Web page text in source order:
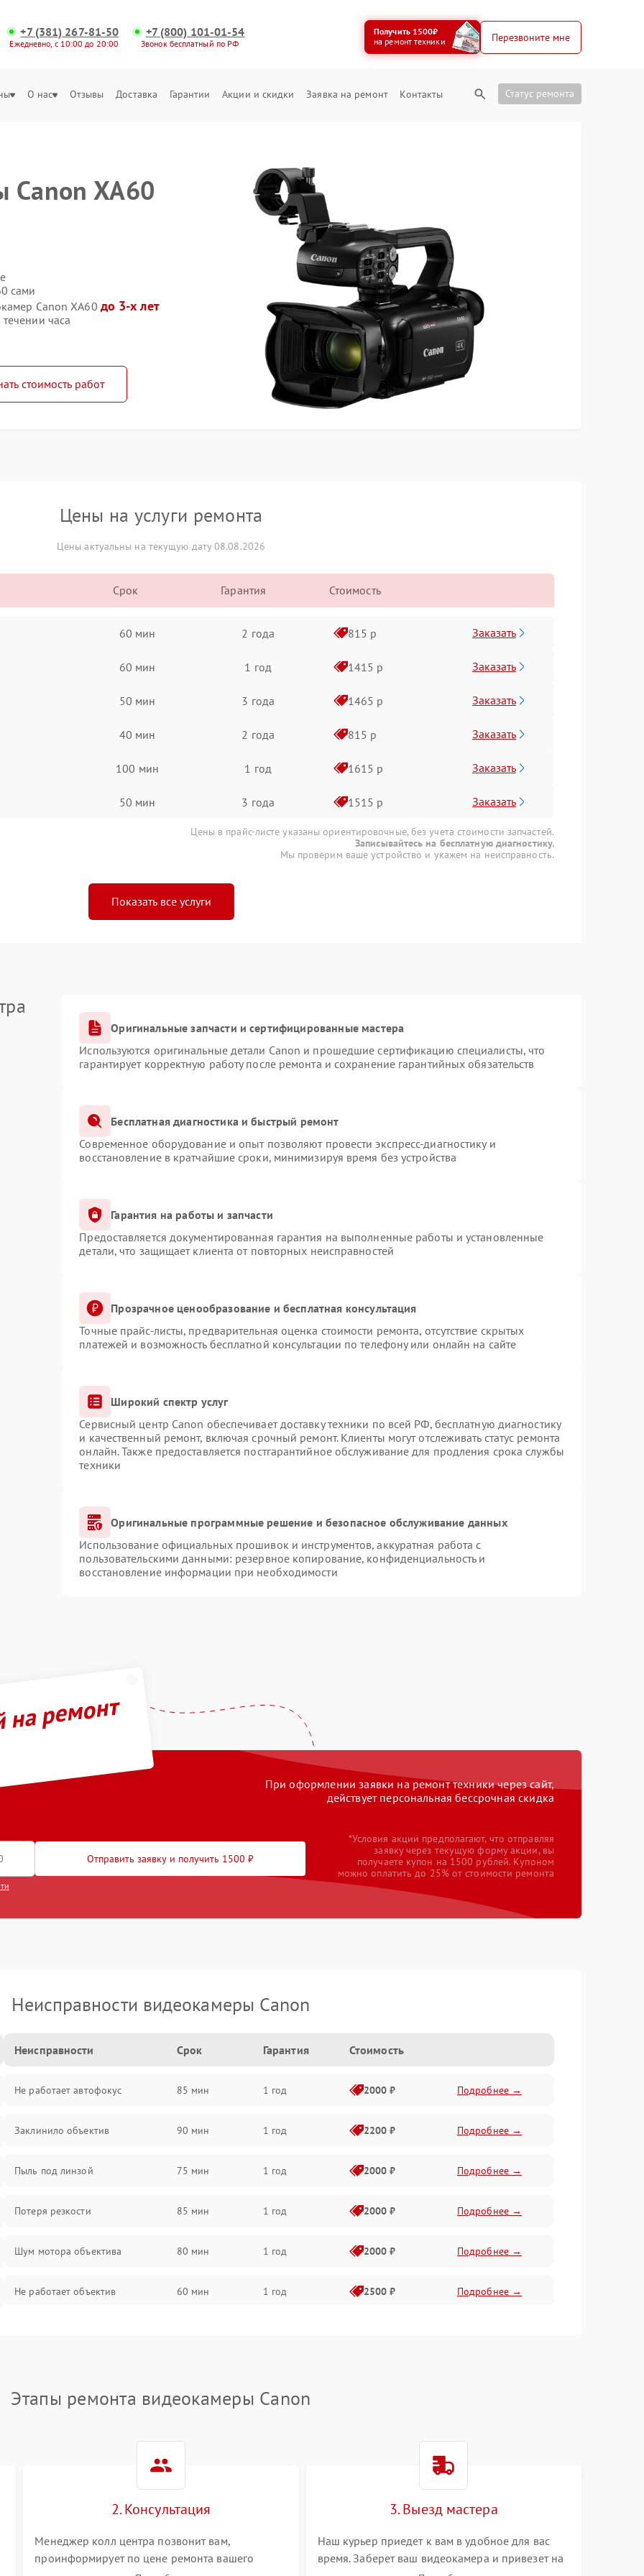
+7 (381) 267-81-50
Ежедневно, с 10:00 до 20:00
+7 (800) 101-01-54
Звонок бесплатный по РФ
Получить 1500₽
на ремонт техники
Перезвоните мне
О нас Отзывы Доставка Гарантии Акции и скидки Заявка на ремонт Контакты Статус ремонта
Canon XA60
сами
Canon XA60 до 3-х лет
часа
стоимость работ
Цены на услуги ремонта
Цены актуальны на текущую дату 08.08.2026
Срок Гарантия Стоимость
60 мин 2 года 815 р Заказать
60 мин 1 год 1415 р Заказать
50 мин 3 года 1465 р Заказать
40 мин 2 года 815 р Заказать
100 мин 1 год 1615 р Заказать
50 мин 3 года 1515 р Заказать
Цены в прайс-листе указаны ориентировочные, без учета стоимости запчастей.
Записывайтесь на бесплатную диагностику.
Мы проверим ваше устройство и укажем на неисправность.
Показать все услуги
Оригинальные запчасти и сертифицированные мастера
Используются оригинальные детали Canon и прошедшие сертификацию специалисты, что
гарантирует корректную работу после ремонта и сохранение гарантийных обязательств
Бесплатная диагностика и быстрый ремонт
Современное оборудование и опыт позволяют провести экспресс-диагностику и
восстановление в кратчайшие сроки, минимизируя время без устройства
Гарантия на работы и запчасти
Предоставляется документированная гарантия на выполненные работы и установленные
детали, что защищает клиента от повторных неисправностей
Прозрачное ценообразование и бесплатная консультация
Точные прайс-листы, предварительная оценка стоимости ремонта, отсутствие скрытых
платежей и возможность бесплатной консультации по телефону или онлайн на сайте
Широкий спектр услуг
Сервисный центр Canon обеспечивает доставку техники по всей РФ, бесплатную диагностику
и качественный ремонт, включая срочный ремонт. Клиенты могут отслеживать статус ремонта
онлайн. Также предоставляется постгарантийное обслуживание для продления срока службы
техники
Оригинальные программные решение и безопасное обслуживание данных
Использование официальных прошивок и инструментов, аккуратная работа с
пользовательскими данными: резервное копирование, конфиденциальность и
восстановление информации при необходимости
ремонт
При оформлении заявки на ремонт техники через сайт,
действует персональная бессрочная скидка
Отправить заявку и получить 1500 ₽
*Условия акции предполагают, что отправляя
заявку через текущую форму акции, вы
получаете купон на 1500 рублей. Купоном
можно оплатить до 25% от стоимости ремонта
Неисправности видеокамеры Canon
Неисправности Срок Гарантия Стоимость
Не работает автофокус 85 мин 1 год 2000 ₽ Подробнее →
Заклинило объектив 90 мин 1 год 2200 ₽ Подробнее →
Пыль под линзой 75 мин 1 год 2000 ₽ Подробнее →
Потеря резкости 85 мин 1 год 2000 ₽ Подробнее →
Шум мотора объектива 80 мин 1 год 2000 ₽ Подробнее →
Не работает объектив 60 мин 1 год 2500 ₽ Подробнее →
Плохое качество изображения
Этапы ремонта видеокамеры Canon
2. Консультация
Менеджер колл центра позвонит вам,
проинформирует по цене ремонта вашего
3. Выезд мастера
Наш курьер приедет к вам в удобное для вас
время. Заберет ваш видеокамера и привезет на